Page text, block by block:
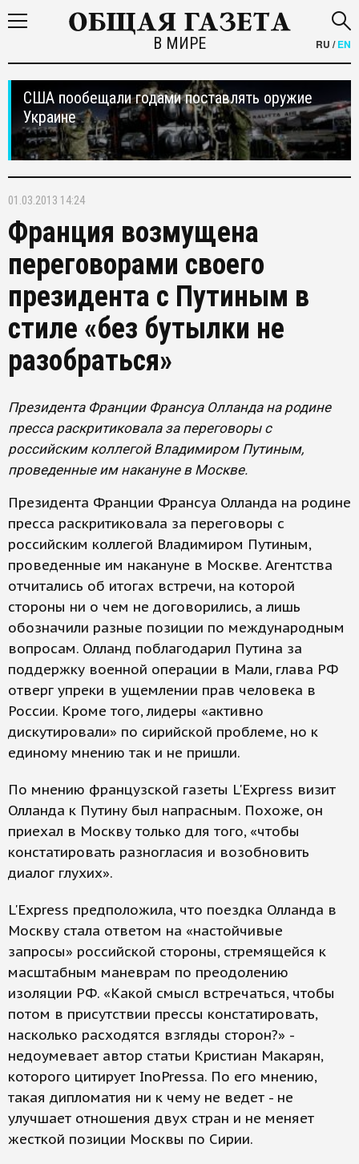
В МИРЕ RU /EN
США пообещали годами поставлять оружие
Украине
01.03.2013 14:24
Франция возмущена
переговорами своего
президента с Путиным в
стиле «без бутылки не
разобраться»
Президента Франции Франсуа Олланда на родине
пресса раскритиковала за переговоры с
российским коллегой Владимиром Путиным,
проведенные им накануне в Москве.
Президента Франции Франсуа Олланда на родине
пресса раскритиковала за переговоры с
российским коллегой Владимиром Путиным,
проведенные им накануне в Москве. Агентства
отчитались об итогах встречи, на которой
стороны ни о чем не договорились, а лишь
обозначили разные позиции по международным
вопросам. Олланд поблагодарил Путина за
поддержку военной операции в Мали, глава РФ
отверг упреки в ущемлении прав человека в
России. Кроме того, лидеры «активно
дискутировали» по сирийской проблеме, но к
единому мнению так и не пришли.
По мнению французской газеты L'Express визит
Олланда к Путину был напрасным. Похоже, он
приехал в Москву только для того, «чтобы
констатировать разногласия и возобновить
диалог глухих».
L'Express предположила, что поездка Олланда в
Москву стала ответом на «настойчивые
запросы» российской стороны, стремящейся к
масштабным маневрам по преодолению
изоляции РФ. «Какой смысл встречаться, чтобы
потом в присутствии прессы констатировать,
насколько расходятся взгляды сторон?» -
недоумевает автор статьи Кристиан Макарян,
которого цитирует InoPressa. По его мнению,
такая дипломатия ни к чему не ведет - не
улучшает отношения двух стран и не меняет
жесткой позиции Москвы по Сирии.